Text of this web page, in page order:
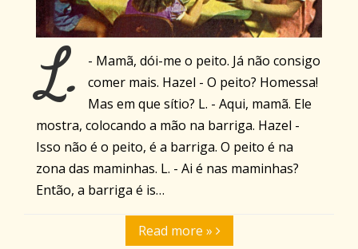
L.
- Mamã, dói-me o peito. Já não consigo
comer mais. Hazel - O peito? Homessa!
Mas em que sítio? L. - Aqui, mamã. Ele
mostra, colocando a mão na barriga. Hazel -
Isso não é o peito, é a barriga. O peito é na
zona das maminhas. L. - Ai é nas maminhas?
Então, a barriga é is…
Read more »